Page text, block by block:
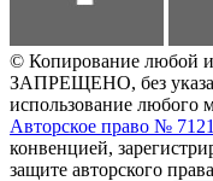
© Копирование любой
ЗАПРЕЩЕНО, без
использование любого
Авторское право №
конвенцией,
защите авторского